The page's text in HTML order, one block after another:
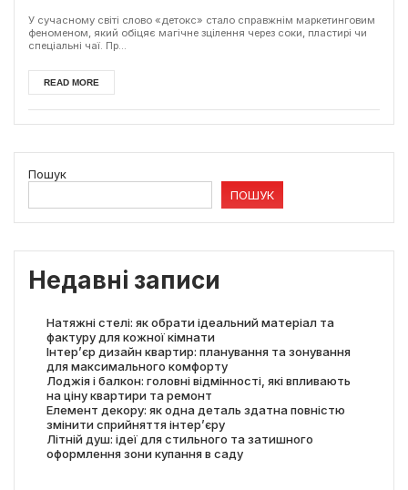
У сучасному світі слово «детокс» стало справжнім маркетинговим
феноменом, який обіцяє магічне зцілення через соки, пластирі чи
спеціальні чаї. Пр...
READ MORE
Пошук
ПОШУК
Недавні записи
Натяжні стелі: як обрати ідеальний матеріал та
фактуру для кожної кімнати
Інтер’єр дизайн квартир: планування та зонування
для максимального комфорту
Лоджія і балкон: головні відмінності, які впливають
на ціну квартири та ремонт
Елемент декору: як одна деталь здатна повністю
змінити сприйняття інтер’єру
Літній душ: ідеї для стильного та затишного
оформлення зони купання в саду